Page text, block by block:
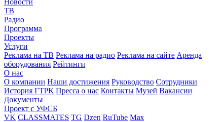
Новости
ТВ
Радио
Программа
Проекты
Услуги
Реклама на ТВ Реклама на радио Реклама на сайте Аренда
оборудования Рейтинги
О нас
О компании Наши достижения Руководство Сотрудники
История ГТРК Пресса о нас Контакты Музей Вакансии
Документы
Проект с УФСБ
VK CLASSMATES TG Dzen RuTube Max